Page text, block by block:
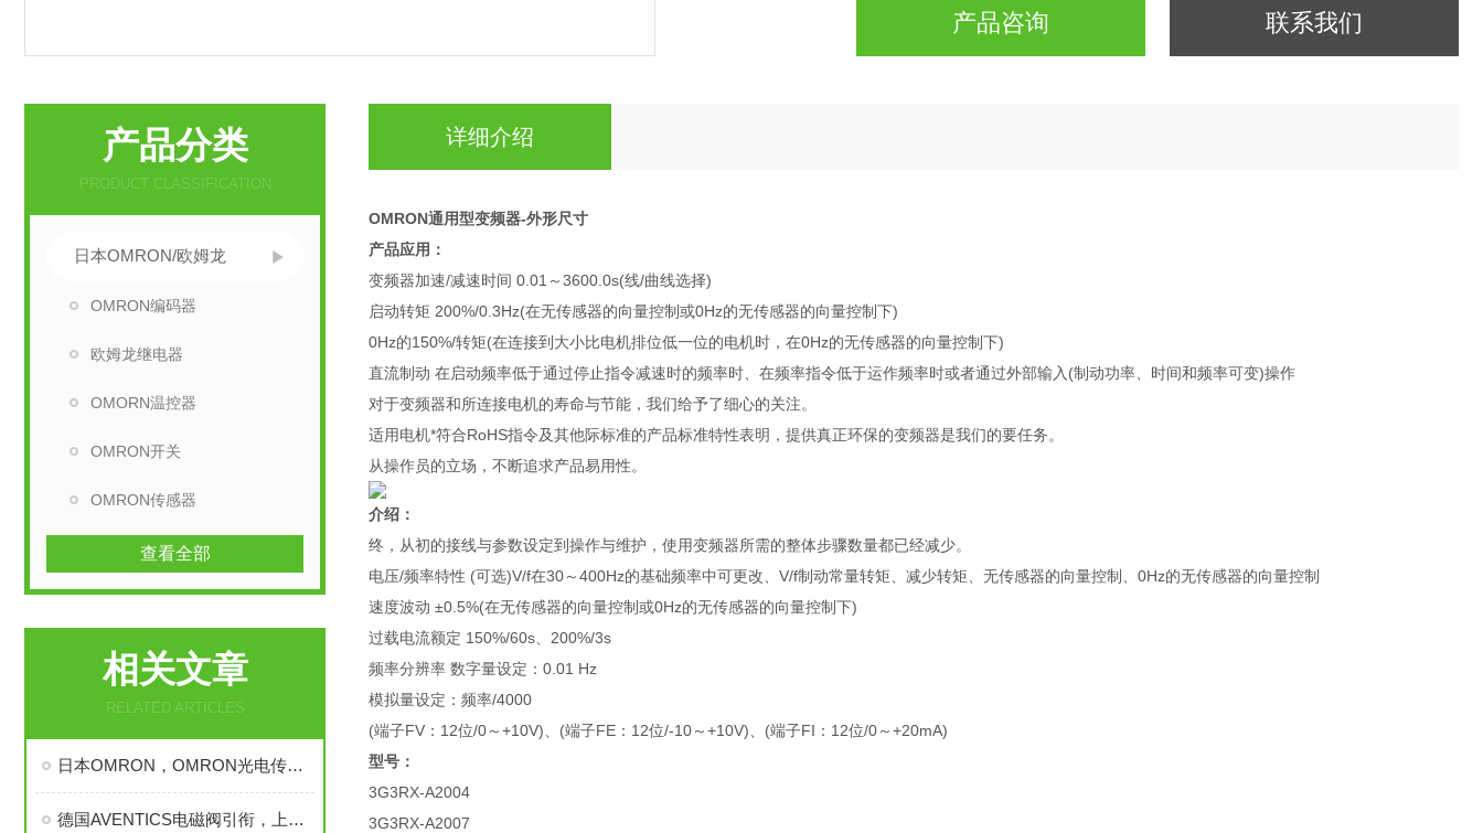
产品咨询 联系我们
产品分类
PRODUCT CLASSIFICATION
日本OMRON/欧姆龙
OMRON编码器
欧姆龙继电器
OMORN温控器
OMRON开关
OMRON传感器
查看全部
相关文章
RELATED ARTICLES
日本OMRON，OMRON光电传感器
德国AVENTICS电磁阀引衔，上海乾拓护航工业自动化升级
详细介绍
OMRON通用型变频器-外形尺寸
产品应用：
变频器加速/减速时间 0.01～3600.0s(线/曲线选择)
启动转矩 200%/0.3Hz(在无传感器的向量控制或0Hz的无传感器的向量控制下)
0Hz的150%/转矩(在连接到大小比电机排位低一位的电机时，在0Hz的无传感器的向量控制下)
直流制动 在启动频率低于通过停止指令减速时的频率时、在频率指令低于运作频率时或者通过外部输入(制动功率、时间和频率可变)操作
对于变频器和所连接电机的寿命与节能，我们给予了细心的关注。
适用电机*符合RoHS指令及其他际标准的产品标准特性表明，提供真正环保的变频器是我们的要任务。
从操作员的立场，不断追求产品易用性。
介绍：
终，从初的接线与参数设定到操作与维护，使用变频器所需的整体步骤数量都已经减少。
电压/频率特性 (可选)V/f在30～400Hz的基础频率中可更改、V/f制动常量转矩、减少转矩、无传感器的向量控制、0Hz的无传感器的向量控制
速度波动 ±0.5%(在无传感器的向量控制或0Hz的无传感器的向量控制下)
过载电流额定 150%/60s、200%/3s
频率分辨率 数字量设定：0.01 Hz
模拟量设定：频率/4000
(端子FV：12位/0～+10V)、(端子FE：12位/-10～+10V)、(端子FI：12位/0～+20mA)
型号：
3G3RX-A2004
3G3RX-A2007